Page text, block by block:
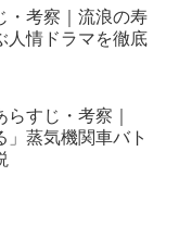
・考察｜流浪の寿
人情ドラマを徹底
すじ・考察｜
」蒸気機関車バト